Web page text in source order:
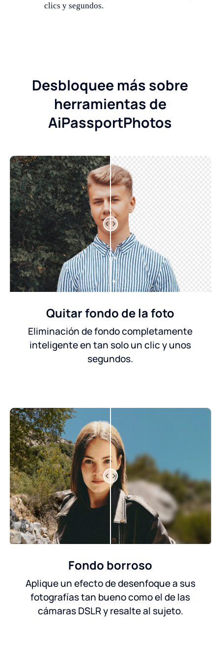
clics y segundos.
Desbloquee más sobre
herramientas de
AiPassportPhotos
Quitar fondo de la foto
Eliminación de fondo completamente
inteligente en tan solo un clic y unos
segundos.
Fondo borroso
Aplique un efecto de desenfoque a sus
fotografías tan bueno como el de las
cámaras DSLR y resalte al sujeto.